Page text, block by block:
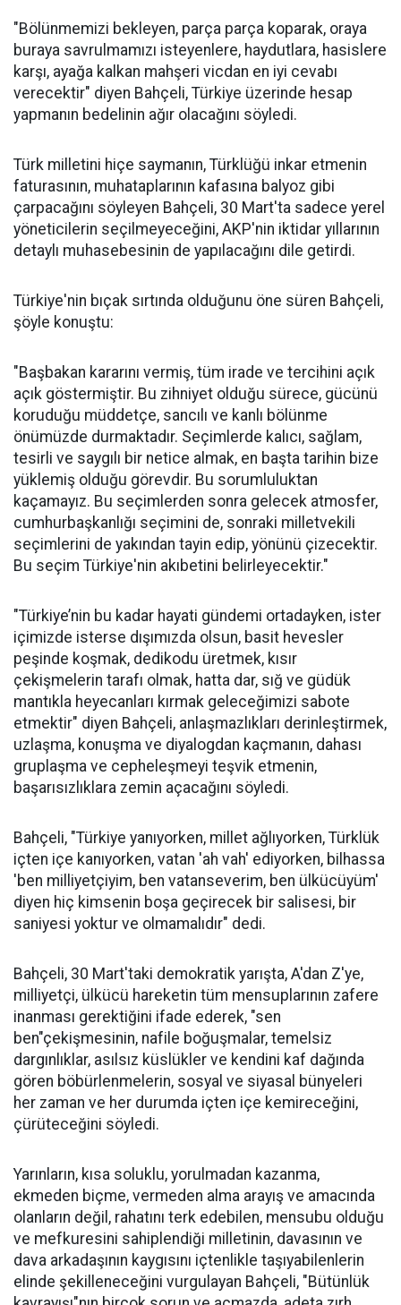
"Bölünmemizi bekleyen, parça parça koparak, oraya
buraya savrulmamızı isteyenlere, haydutlara, hasislere
karşı, ayağa kalkan mahşeri vicdan en iyi cevabı
verecektir" diyen Bahçeli, Türkiye üzerinde hesap
yapmanın bedelinin ağır olacağını söyledi.
Türk milletini hiçe saymanın, Türklüğü inkar etmenin
faturasının, muhataplarının kafasına balyoz gibi
çarpacağını söyleyen Bahçeli, 30 Mart'ta sadece yerel
yöneticilerin seçilmeyeceğini, AKP'nin iktidar yıllarının
detaylı muhasebesinin de yapılacağını dile getirdi.
Türkiye'nin bıçak sırtında olduğunu öne süren Bahçeli,
şöyle konuştu:
"Başbakan kararını vermiş, tüm irade ve tercihini açık
açık göstermiştir. Bu zihniyet olduğu sürece, gücünü
koruduğu müddetçe, sancılı ve kanlı bölünme
önümüzde durmaktadır. Seçimlerde kalıcı, sağlam,
tesirli ve saygılı bir netice almak, en başta tarihin bize
yüklemiş olduğu görevdir. Bu sorumluluktan
kaçamayız. Bu seçimlerden sonra gelecek atmosfer,
cumhurbaşkanlığı seçimini de, sonraki milletvekili
seçimlerini de yakından tayin edip, yönünü çizecektir.
Bu seçim Türkiye'nin akıbetini belirleyecektir."
"Türkiye’nin bu kadar hayati gündemi ortadayken, ister
içimizde isterse dışımızda olsun, basit hevesler
peşinde koşmak, dedikodu üretmek, kısır
çekişmelerin tarafı olmak, hatta dar, sığ ve güdük
mantıkla heyecanları kırmak geleceğimizi sabote
etmektir" diyen Bahçeli, anlaşmazlıkları derinleştirmek,
uzlaşma, konuşma ve diyalogdan kaçmanın, dahası
gruplaşma ve cepheleşmeyi teşvik etmenin,
başarısızlıklara zemin açacağını söyledi.
Bahçeli, "Türkiye yanıyorken, millet ağlıyorken, Türklük
içten içe kanıyorken, vatan 'ah vah' ediyorken, bilhassa
'ben milliyetçiyim, ben vatanseverim, ben ülkücüyüm'
diyen hiç kimsenin boşa geçirecek bir salisesi, bir
saniyesi yoktur ve olmamalıdır" dedi.
Bahçeli, 30 Mart'taki demokratik yarışta, A'dan Z'ye,
milliyetçi, ülkücü hareketin tüm mensuplarının zafere
inanması gerektiğini ifade ederek, "sen
ben"çekişmesinin, nafile boğuşmalar, temelsiz
dargınlıklar, asılsız küslükler ve kendini kaf dağında
gören böbürlenmelerin, sosyal ve siyasal bünyeleri
her zaman ve her durumda içten içe kemireceğini,
çürüteceğini söyledi.
Yarınların, kısa soluklu, yorulmadan kazanma,
ekmeden biçme, vermeden alma arayış ve amacında
olanların değil, rahatını terk edebilen, mensubu olduğu
ve mefkuresini sahiplendiği milletinin, davasının ve
dava arkadaşının kaygısını içtenlikle taşıyabilenlerin
elinde şekilleneceğini vurgulayan Bahçeli, "Bütünlük